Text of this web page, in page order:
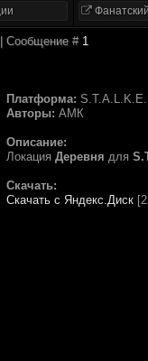
| Сообщение # 1
Платформа:
Авторы: АМК
Описание:
Локация Деревня для
Скачать:
Скачать с Яндекс.Диск